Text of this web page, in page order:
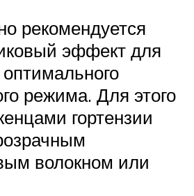
рекомендуется
эффект для
режима. Для этого
гортензии
волокном или